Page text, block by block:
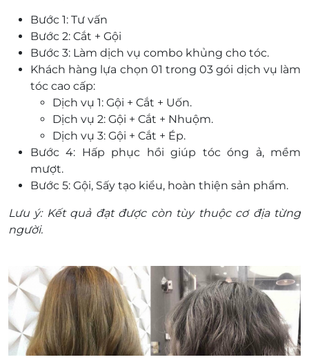
Bước 1: Tư vấn
Bước 2: Cắt + Gội
Bước 3: Làm dịch vụ combo khủng cho tóc.
Khách hàng lựa chọn 01 trong 03 gói dịch vụ làm
tóc cao cấp:
Dịch vụ 1: Gội + Cắt + Uốn.
Dịch vụ 2: Gội + Cắt + Nhuộm.
Dịch vụ 3: Gội + Cắt + Ép.
Bước 4: Hấp phục hồi giúp tóc óng ả, mềm
mượt.
Bước 5: Gội, Sấy tạo kiểu, hoàn thiện sản phẩm.
Lưu ý: Kết quả đạt được còn tùy thuộc cơ địa từng
người.